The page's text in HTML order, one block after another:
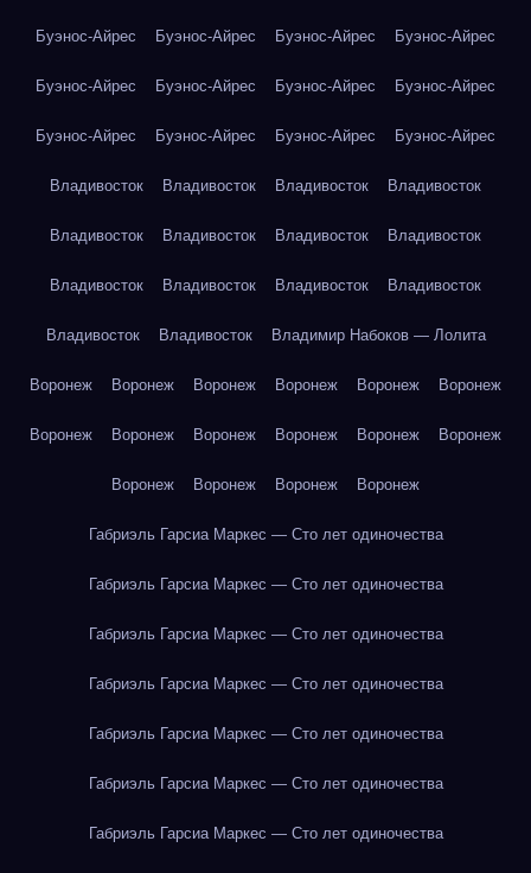
Буэнос-Айрес Буэнос-Айрес Буэнос-Айрес Буэнос-Айрес
Буэнос-Айрес Буэнос-Айрес Буэнос-Айрес Буэнос-Айрес
Буэнос-Айрес Буэнос-Айрес Буэнос-Айрес Буэнос-Айрес
Владивосток Владивосток Владивосток Владивосток
Владивосток Владивосток Владивосток Владивосток
Владивосток Владивосток Владивосток Владивосток
Владивосток Владивосток Владимир Набоков — Лолита
Воронеж Воронеж Воронеж Воронеж Воронеж Воронеж
Воронеж Воронеж Воронеж Воронеж Воронеж Воронеж
Воронеж Воронеж Воронеж Воронеж
Габриэль Гарсиа Маркес — Сто лет одиночества
Габриэль Гарсиа Маркес — Сто лет одиночества
Габриэль Гарсиа Маркес — Сто лет одиночества
Габриэль Гарсиа Маркес — Сто лет одиночества
Габриэль Гарсиа Маркес — Сто лет одиночества
Габриэль Гарсиа Маркес — Сто лет одиночества
Габриэль Гарсиа Маркес — Сто лет одиночества